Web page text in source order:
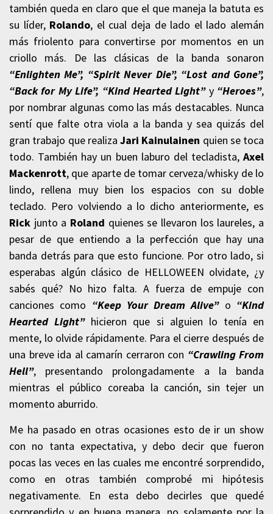
también queda en claro que el que maneja la batuta es
su líder, Rolando, el cual deja de lado el lado alemán
más friolento para convertirse por momentos en un
criollo más. De las clásicas de la banda sonaron
“Enlighten Me”, “Spirit Never Die”, “Lost and Gone”,
“Back for My Life”, “Kind Hearted Light” y “Heroes”,
por nombrar algunas como las más destacables. Nunca
sentí que falte otra viola a la banda y sea quizás del
gran trabajo que realiza Jari Kainulainen quien se toca
todo. También hay un buen laburo del tecladista, Axel
Mackenrott, que aparte de tomar cerveza/whisky de lo
lindo, rellena muy bien los espacios con su doble
teclado. Pero volviendo a lo dicho anteriormente, es
Rick junto a Roland quienes se llevaron los laureles, a
pesar de que entiendo a la perfección que hay una
banda detrás para que esto funcione. Por otro lado, si
esperabas algún clásico de HELLOWEEN olvidate, ¿y
sabés qué? No hizo falta. A fuerza de empuje con
canciones como “Keep Your Dream Alive”o “Kind
Hearted Light”hicieron que si alguien lo tenía en
mente, lo olvide rápidamente. Para el cierre después de
una breve ida al camarín cerraron con “Crawling From
Hell”, presentando prolongadamente a la banda
mientras el público coreaba la canción, sin tejer un
momento aburrido.
Me ha pasado en otras ocasiones esto de ir un show
con no tanta expectativa, y debo decir que fueron
pocas las veces en las cuales me encontré sorprendido,
como en otras también comprobé mi hipótesis
negativamente. En esta debo decirles que quedé